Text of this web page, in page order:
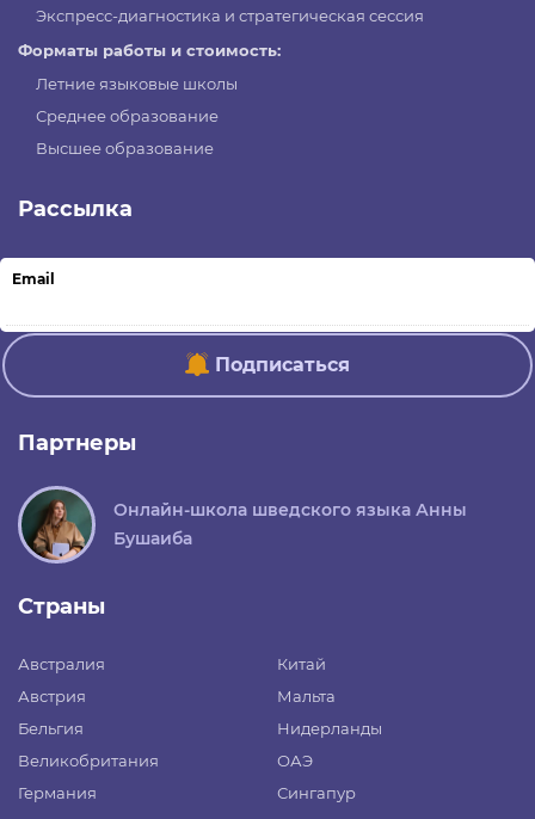
Экспресс-диагностика и стратегическая сессия
Форматы работы и стоимость:
Летние языковые школы
Среднее образование
Высшее образование
Рассылка
Email
Подписаться
Партнеры
Онлайн-школа шведского языка Анны
Бушаиба
Страны
Австралия
Австрия
Бельгия
Великобритания
Германия
Китай
Мальта
Нидерланды
ОАЭ
Сингапур